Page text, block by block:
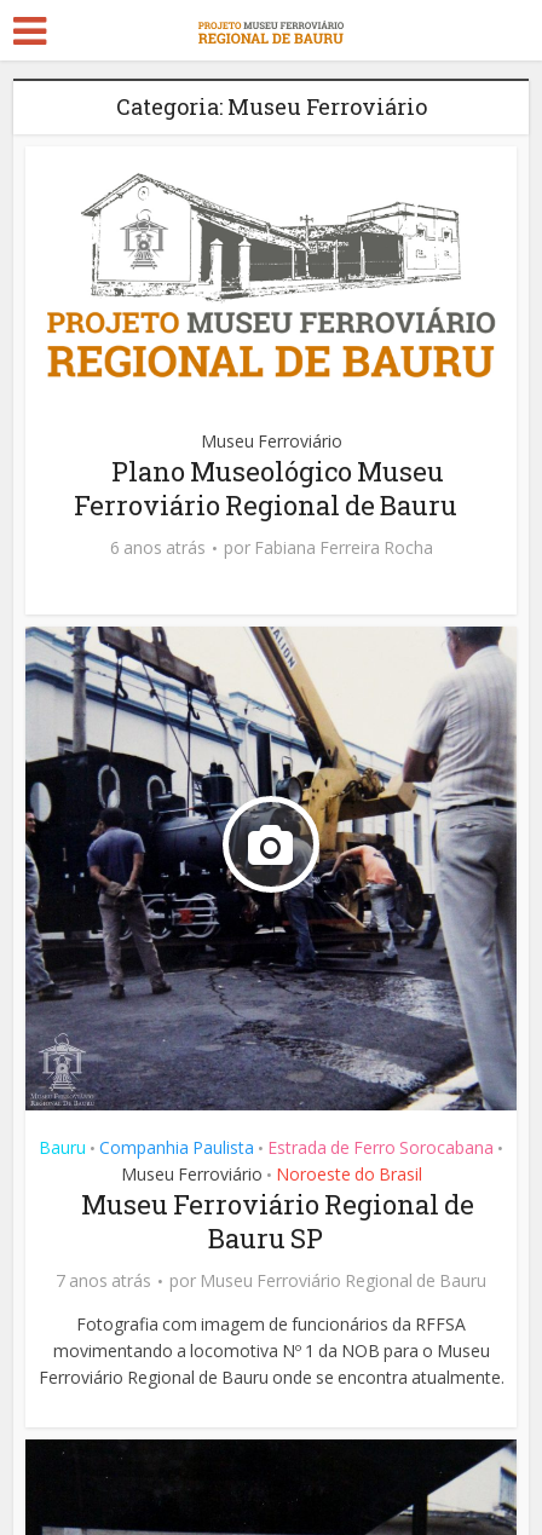
Categoria: Museu Ferroviário
Museu Ferroviário
Plano Museológico Museu
Ferroviário Regional de Bauru
6 anos atrás por Fabiana Ferreira Rocha
Bauru • Companhia Paulista • Estrada de Ferro Sorocabana •
Museu Ferroviário • Noroeste do Brasil
Museu Ferroviário Regional de
Bauru SP
7 anos atrás por Museu Ferroviário Regional de Bauru
Fotografia com imagem de funcionários da RFFSA
movimentando a locomotiva Nº 1 da NOB para o Museu
Ferroviário Regional de Bauru onde se encontra atualmente.